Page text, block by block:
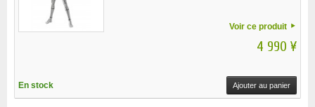
Voir ce produit
4 990 ¥
En stock Ajouter au panier